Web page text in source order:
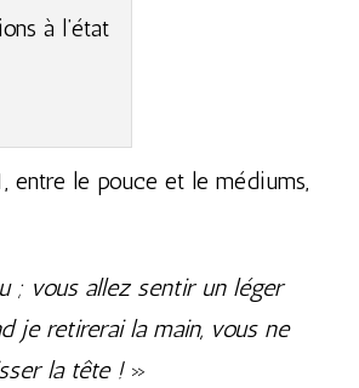
entre le pouce et le médiums,
; vous allez sentir un léger
je retirerai la main, vous ne
la tête !»